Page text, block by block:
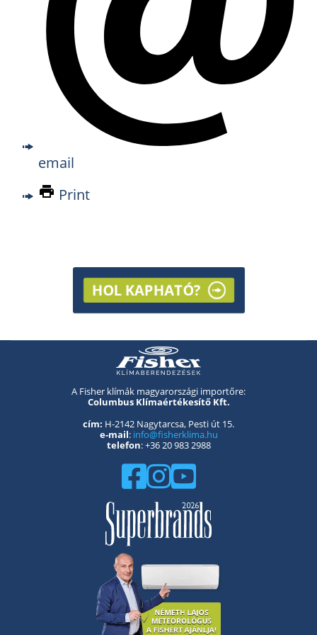
email
Print
HOL KAPHATÓ?
A Fisher klímák magyarországi importőre:
Columbus Klímaértékesítő Kft.
cím: H-2142 Nagytarcsa, Pesti út 15.
e-mail: info@fisherklima.hu
telefon: +36 20 983 2988